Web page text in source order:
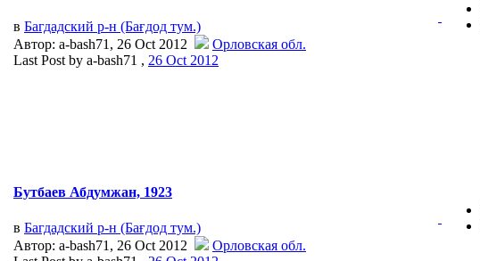
в Багдадский р-н (Бағдод тум.)
Автор: a-bash71, 26 Oct 2012
Орловская обл.
Last Post by a-bash71 , 26 Oct 2012
Бутбаев Абдумжан, 1923
в Багдадский р-н (Бағдод тум.)
Автор: a-bash71, 26 Oct 2012
Орловская обл.